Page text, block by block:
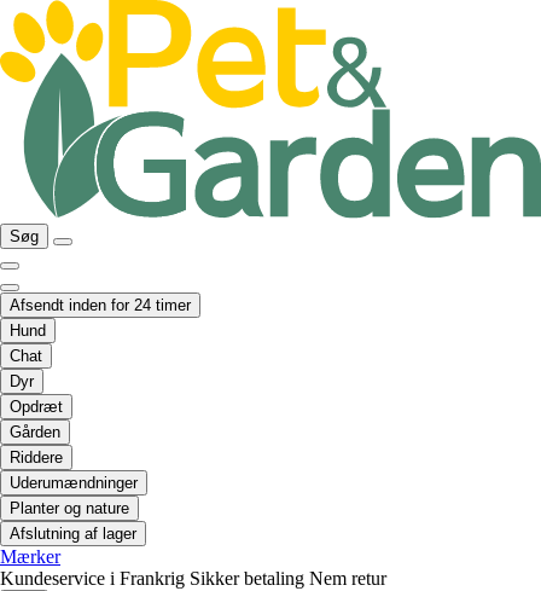
Søg
Afsendt inden for 24 timer
Hund
Chat
Dyr
Opdræt
Gården
Riddere
Uderumændninger
Planter og nature
Afslutning af lager
Mærker
Kundeservice i Frankrig Sikker betaling Nem retur